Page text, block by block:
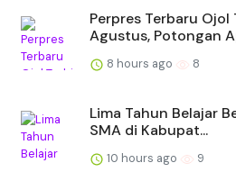
Perpres Terbaru Ojol
Agustus, Potongan
8 hours ago 8
Lima Tahun Belajar
SMA di Kabupat...
10 hours ago 9